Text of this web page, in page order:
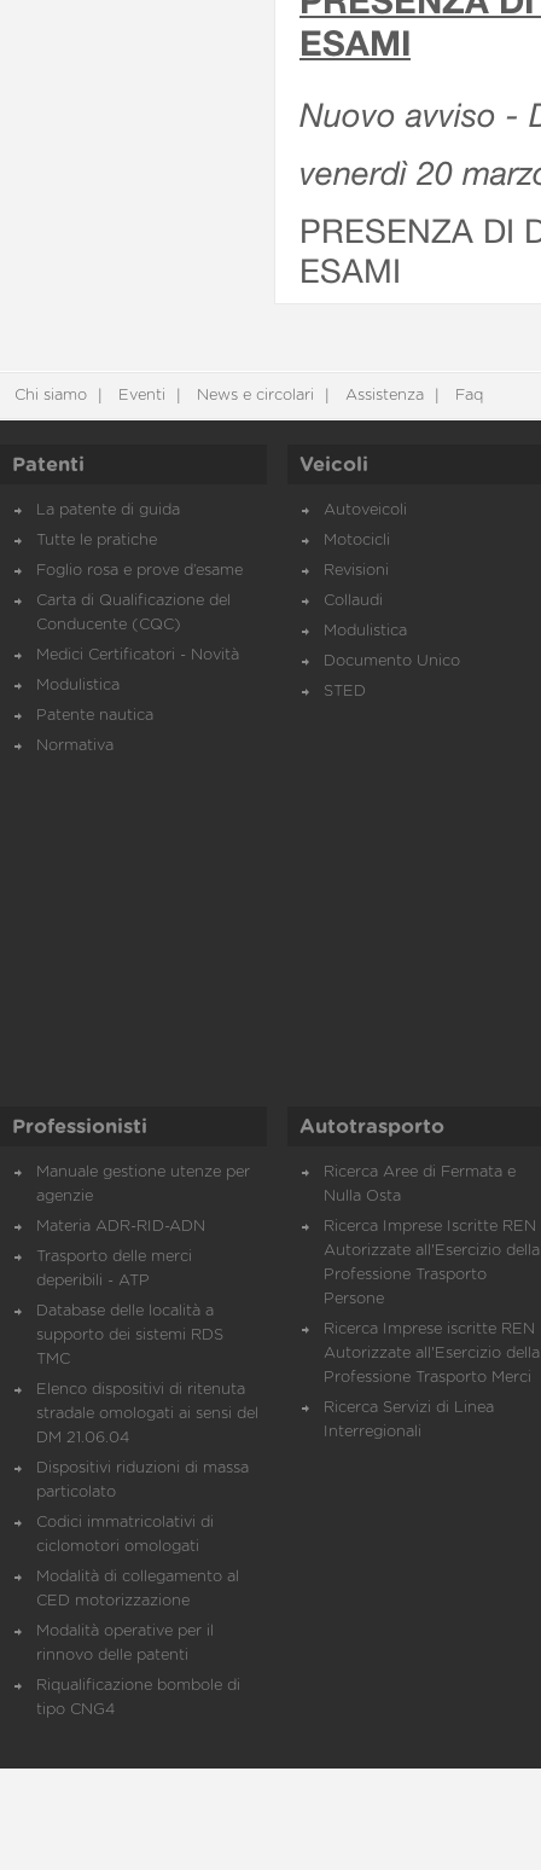
ESAMI
Nuovo avviso -
venerdì 20
PRESENZA DI
ESAMI
Chi siamo Eventi News e circolari Assistenza Faq
Patenti
La patente di guida
Tutte le pratiche
Foglio rosa e prove d’esame
Carta di Qualificazione del
Conducente (CQC)
Medici Certificatori - Novità
Modulistica
Patente nautica
Normativa
Veicoli
Autoveicoli
Motocicli
Revisioni
Collaudi
Modulistica
Documento Unico
STED
Professionisti
Manuale gestione utenze per
agenzie
Materia ADR-RID-ADN
Trasporto delle merci
deperibili - ATP
Database delle località a
supporto dei sistemi RDS
TMC
Elenco dispositivi di ritenuta
stradale omologati ai sensi del
DM 21.06.04
Dispositivi riduzioni di massa
particolato
Codici immatricolativi di
ciclomotori omologati
Modalità di collegamento al
CED motorizzazione
Modalità operative per il
rinnovo delle patenti
Riqualificazione bombole di
tipo CNG4
Autotrasporto
Ricerca Aree di Fermata e
Nulla Osta
Ricerca Imprese Iscritte REN
Autorizzate all'Esercizio della
Professione Trasporto
Persone
Ricerca Imprese iscritte REN
Autorizzate all'Esercizio della
Professione Trasporto Merci
Ricerca Servizi di Linea
Interregionali